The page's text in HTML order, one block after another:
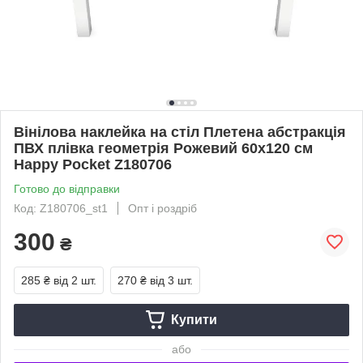
Вінілова наклейка на стіл Плетена абстракція
ПВХ плівка геометрія Рожевий 60х120 см
Happy Pocket Z180706
Готово до відправки
Код: Z180706_st1
Опт і роздріб
300 ₴
285 ₴ від 2 шт. 270 ₴ від 3 шт.
Купити
або